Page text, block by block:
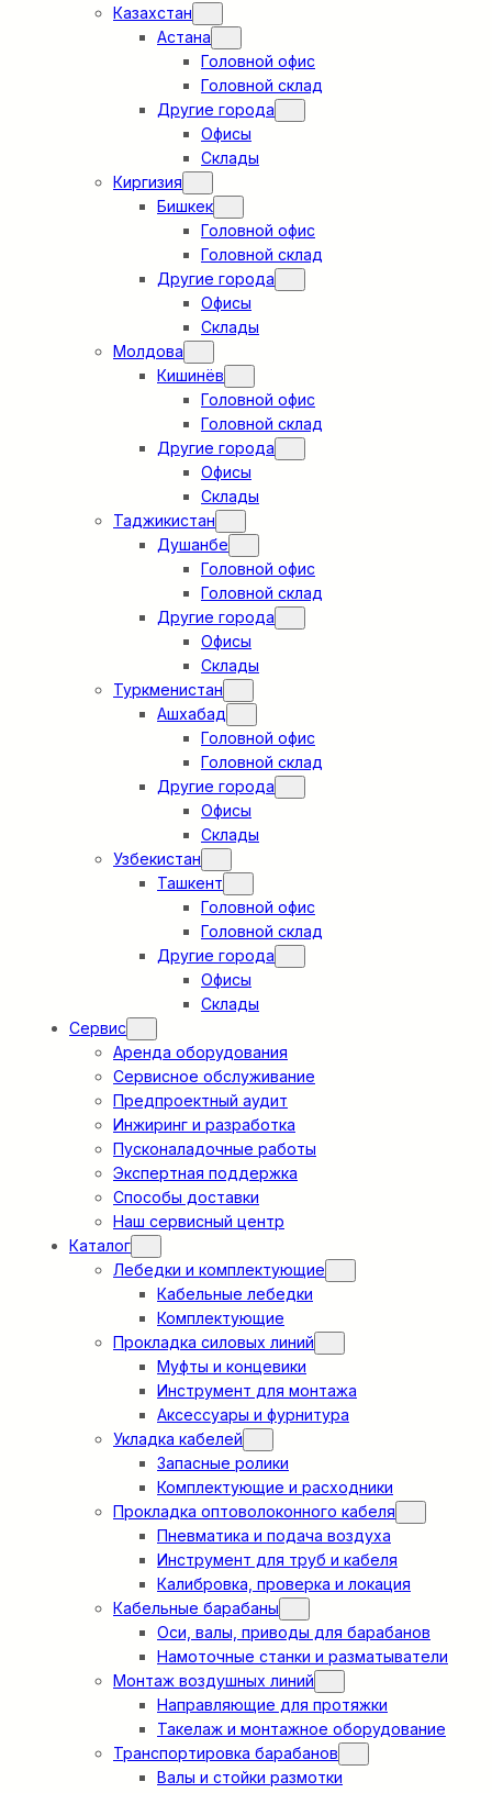
Казахстан
Астана
Головной офис
Головной склад
Другие города
Офисы
Склады
Киргизия
Бишкек
Головной офис
Головной склад
Другие города
Офисы
Склады
Молдова
Кишинёв
Головной офис
Головной склад
Другие города
Офисы
Склады
Таджикистан
Душанбе
Головной офис
Головной склад
Другие города
Офисы
Склады
Туркменистан
Ашхабад
Головной офис
Головной склад
Другие города
Офисы
Склады
Узбекистан
Ташкент
Головной офис
Головной склад
Другие города
Офисы
Склады
Сервис
Аренда оборудования
Сервисное обслуживание
Предпроектный аудит
Инжиринг и разработка
Пусконаладочные работы
Экспертная поддержка
Способы доставки
Наш сервисный центр
Каталог
Лебедки и комплектующие
Кабельные лебедки
Комплектующие
Прокладка силовых линий
Муфты и концевики
Инструмент для монтажа
Аксессуары и фурнитура
Укладка кабелей
Запасные ролики
Комплектующие и расходники
Прокладка оптоволоконного кабеля
Пневматика и подача воздуха
Инструмент для труб и кабеля
Калибровка, проверка и локация
Кабельные барабаны
Оси, валы, приводы для барабанов
Намоточные станки и разматыватели
Монтаж воздушных линий
Направляющие для протяжки
Такелаж и монтажное оборудование
Транспортировка барабанов
Валы и стойки размотки